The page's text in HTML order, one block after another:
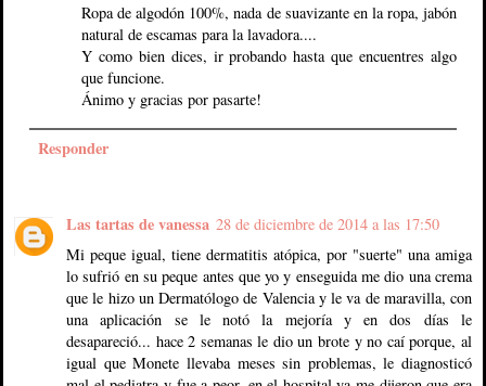
Ropa de algodón 100%, nada de suavizante en la ropa, jabón
natural de escamas para la lavadora....
Y como bien dices, ir probando hasta que encuentres algo
que funcione.
Ánimo y gracias por pasarte!
Responder
Las tartas de vanessa 28 de diciembre de 2014 a las 17:50
Mi peque igual, tiene dermatitis atópica, por "suerte" una amiga
lo sufrió en su peque antes que yo y enseguida me dio una crema
que le hizo un Dermatólogo de Valencia y le va de maravilla, con
una aplicación se le notó la mejoría y en dos días le
desapareció... hace 2 semanas le dio un brote y no caí porque, al
igual que Monete llevaba meses sin problemas, le diagnosticó